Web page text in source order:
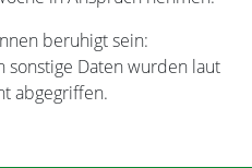
beruhigt sein:
sonstige Daten wurden laut
abgegriffen.